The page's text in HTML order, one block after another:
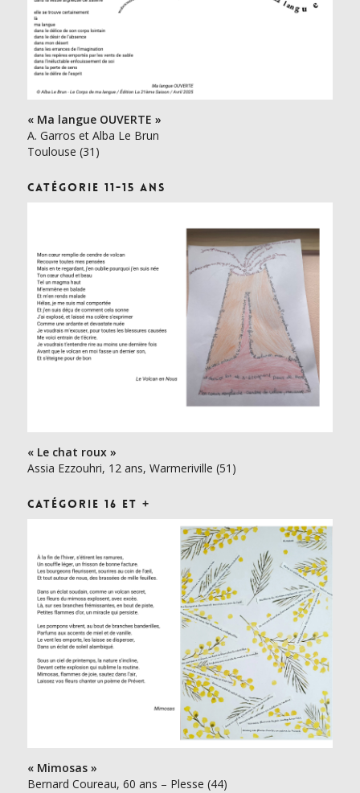
« Ma langue OUVERTE »
A. Garros et Alba Le Brun
Toulouse (31)
Catégorie 11-15 ans
« Le chat roux »
Assia Ezzouhri, 12 ans, Warmeriville (51)
Catégorie 16 et +
« Mimosas »
Bernard Coureau, 60 ans – Plesse (44)